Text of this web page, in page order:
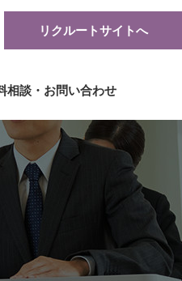
リクルートサイトへ
相談・お問い合わせ